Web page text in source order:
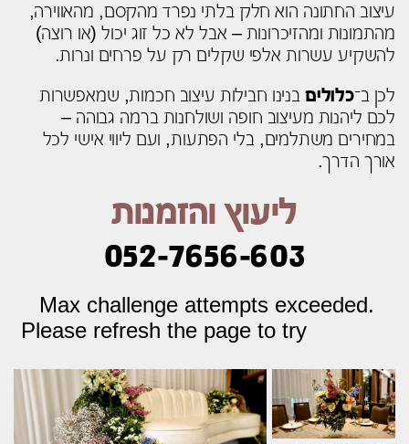
עיצוב החתונה הוא חלק בלתי נפרד מהקסם, מהאווירה,
מהתמונות ומהזיכרונות – אבל לא כל זוג יכול (או רוצה)
להשקיע עשרות אלפי שקלים רק על פרחים ונרות.
לכן ב־כלולים בנינו חבילות עיצוב חכמות, שמאפשרות
לכם ליהנות מעיצוב חופה ושולחנות ברמה גבוהה –
במחירים משתלמים, בלי הפתעות, ועם ליווי אישי לכל
אורך הדרך.
ליעוץ והזמנות
052-7656-603